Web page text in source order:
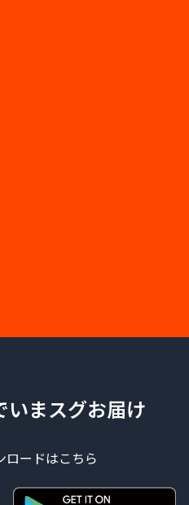
いまスグお届け
ロードはこちら